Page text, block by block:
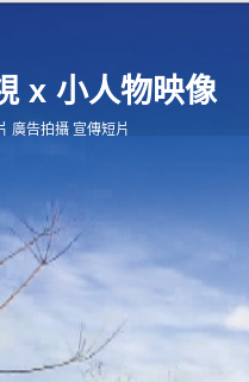
x 小人物映像
廣告拍攝 宣傳短片